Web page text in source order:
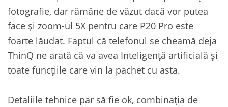
fotografie, dar rămâne de văzut dacă vor putea
face și zoom-ul 5X pentru care P20 Pro este
foarte lăudat. Faptul că telefonul se cheamă deja
ThinQ ne arată că va avea Inteligență artificială și
toate funcțiile care vin la pachet cu asta.
Detaliile tehnice par să fie ok, combinația de